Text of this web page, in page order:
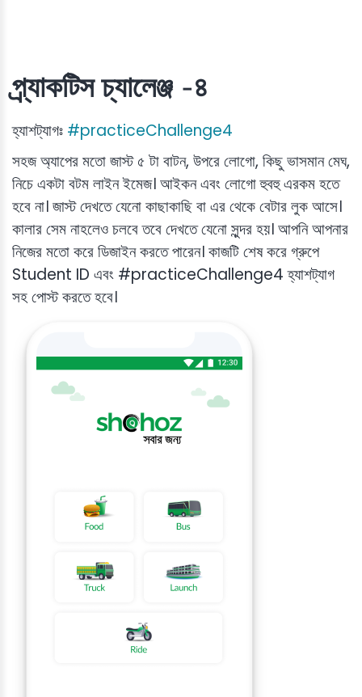
প্র্যাকটিস চ্যালেঞ্জ -৪
হ্যাশট্যাগঃ #practiceChallenge4
সহজ অ্যাপের মতো জাস্ট ৫ টা বাটন, উপরে লোগো, কিছু ভাসমান মেঘ,
নিচে একটা বটম লাইন ইমেজ। আইকন এবং লোগো হুবহু এরকম হতে
হবে না। জাস্ট দেখতে যেনো কাছাকাছি বা এর থেকে বেটার লুক আসে।
কালার সেম নাহলেও চলবে তবে দেখতে যেনো সুন্দর হয়। আপনি আপনার
নিজের মতো করে ডিজাইন করতে পারেন। কাজটি শেষ করে গ্রুপে
Student ID এবং #practiceChallenge4 হ্যাশট্যাগ
সহ পোস্ট করতে হবে।